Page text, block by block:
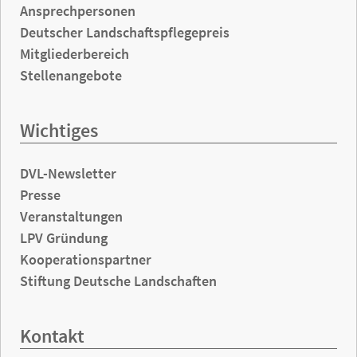
Ansprechpersonen
Deutscher Landschaftspflegepreis
Mitgliederbereich
Stellenangebote
Wichtiges
DVL-Newsletter
Presse
Veranstaltungen
LPV Gründung
Kooperationspartner
Stiftung Deutsche Landschaften
Kontakt